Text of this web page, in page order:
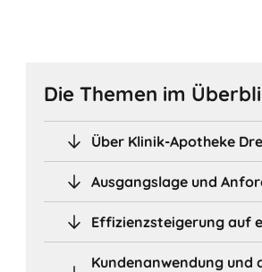
Die Themen im
Über Klinik-Apotheke
Ausgangslage und
Effizienzsteigerung auf
Kundenanwendung und